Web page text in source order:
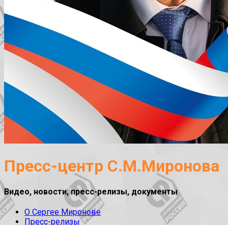
Пресс-центр С.М.Миронова
Видео, новости, пресс-релизы, документы
О Сергее Миронове
Пресс-релизы